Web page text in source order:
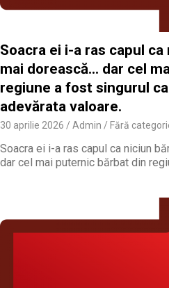
Soacra ei i-a ras capul
mai dorească… dar cel
regiune a fost singurul
adevărata valoare.
30 aprilie 2026 Admin Fără
Soacra ei i-a ras capul ca niciun
dar cel mai puternic bărbat din